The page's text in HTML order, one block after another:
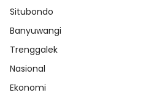
Situbondo
Banyuwangi
Trenggalek
Nasional
Ekonomi